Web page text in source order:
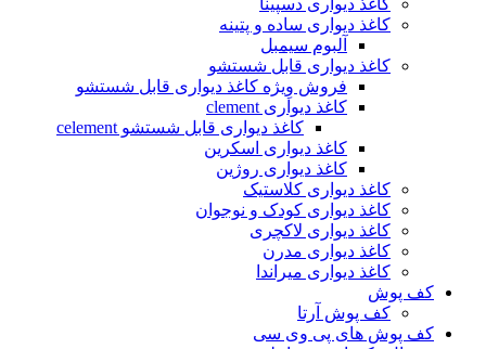
کاغذ دیواری دسپینا
کاغذ دیواری ساده و پتینه
آلبوم سیمبل
کاغذ دیواری قابل شستشو
فروش وِیژه کاغذ دیواری قابل شستشو
کاغذ دیواری clement
کاغذ دیواری قابل شستشو celement
کاغذ دیواری اسکرین
کاغذ دیواری روژین
کاغذ دیواری کلاستیک
کاغذ دیواری کودک و نوجوان
کاغذ دیواری لاکچری
کاغذ دیواری مدرن
کاغذ دیواری میراندا
کف پوش
کف پوش آرتا
کف پوش های پی وی سی